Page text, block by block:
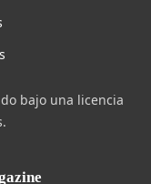
bajo una licencia